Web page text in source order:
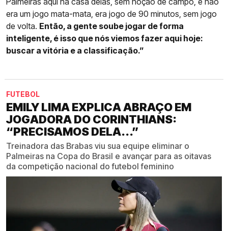
era um jogo mata-mata, era jogo de 90 minutos, sem jogo
de volta. Então, a gente soube jogar de forma
inteligente, é isso que nós viemos fazer aqui hoje:
buscar a vitória e a classificação.”
FUTEBOL
EMILY LIMA EXPLICA ABRAÇO EM
JOGADORA DO CORINTHIANS:
“PRECISAMOS DELA...”
Treinadora das Brabas viu sua equipe eliminar o
Palmeiras na Copa do Brasil e avançar para as oitavas
da competição nacional do futebol feminino